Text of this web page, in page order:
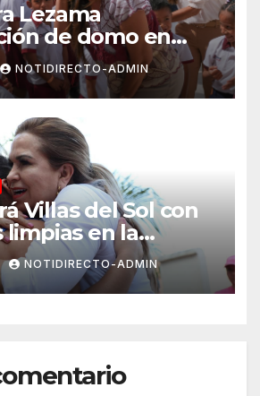
Lezama
de domo en
Abreu
Benito Juárez
de alumnas y
NOTIDIRECTO-ADMIN
Villas del Sol con
limpias en la
Lili Campos
NOTIDIRECTO-ADMIN